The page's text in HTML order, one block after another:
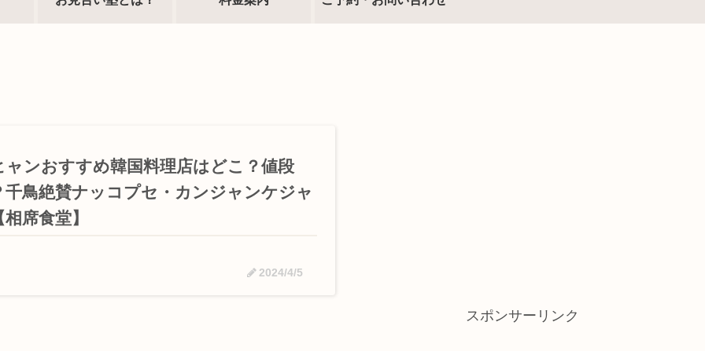
ャンおすすめ韓国料理店はどこ？値段
千鳥絶賛ナッコプセ・カンジャンケジャ
席食堂】
2024/4/5
スポンサーリンク